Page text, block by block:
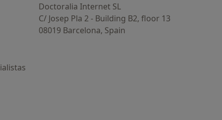
Doctoralia Internet SL
C/ Josep Pla 2 - Building B2, floor 13
08019 Barcelona, Spain